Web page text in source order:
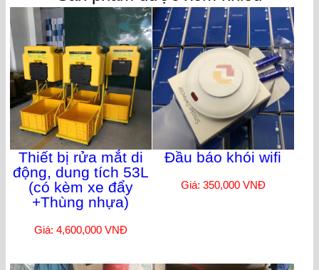
Thiết bị rửa mắt di
động, dung tích 53L
(có kèm xe đẩy
+Thùng nhựa)
Giá: 4,600,000 VNĐ
Đầu báo khói wifi
Giá: 350,000 VNĐ